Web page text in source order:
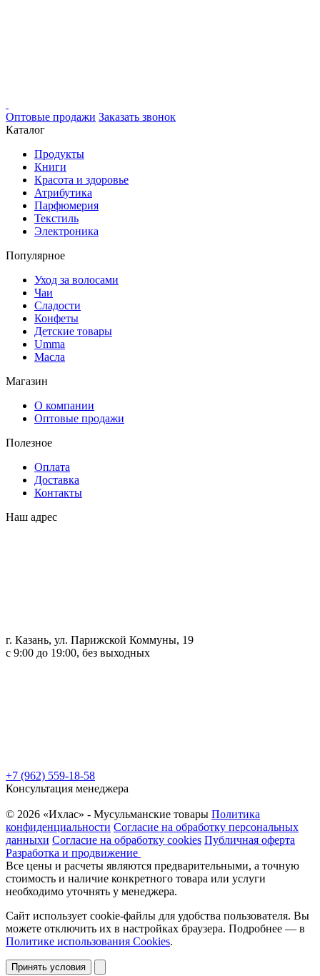
Оптовые продажи Заказать звонок
Каталог
Продукты
Книги
Красота и здоровье
Атрибутика
Парфюмерия
Текстиль
Электроника
Популярное
Уход за волосами
Чаи
Сладости
Конфеты
Детские товары
Umma
Масла
Магазин
О компании
Оптовые продажи
Полезное
Оплата
Доставка
Контакты
Наш адрес
г. Казань, ул. Парижской Коммуны, 19
с 9:00 до 19:00, без выходных
+7 (962) 559-18-58
Консультация менеджера
© 2026 «Ихлас» - Мусульманские товары Политика
конфиденциальности Согласие на обработку персональных
данныхи Согласие на обработку cookies Публичная оферта
Разработка и продвижение
Все цены и расчеты являются предварительными, а точную
стоимость и наличие конкретного товара или услуги
необходимо уточнять у менеджера.
Сайт использует cookie-файлы для удобства пользователя. Вы
можете отключить их в настройках браузера. Подробнее — в
Политике использования Cookies.
Принять условия